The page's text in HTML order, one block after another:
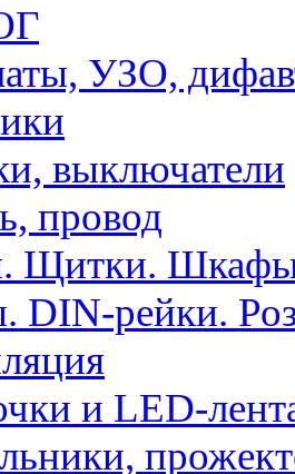
УЗО,
выключатели
провод
Щитки.
рейки.
и LED-